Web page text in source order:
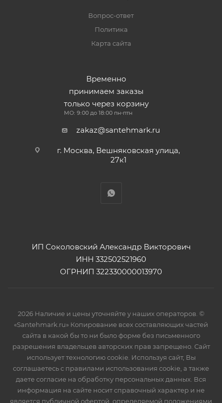
Вопрос-ответ
Политика
Карта сайта
Временно
принимаем заказы
только через корзину
МО: 9:00 до 18:00 пн-птн
zakaz@santehmark.ru
г. Москва, Вешняковская улица,
27к1
ИП Соколовский Александр Викторович
ИНН 332502521960
ОГРНИП 322330000013970
2026 Наличие и цены уточняйте у наших операторов. ©
«Santehmark.ru» Копирование всех составляющих частей
сайта в какой бы то ни было форме без письменного
разрешения владельцев авторских прав запрещено. Сайт
использует технологию cookie. Используя сайт, Вы
соглашаетесь с правилами использования cookie, а также
даете согласие на обработку персональных данных. Вся
информация на сайте носит справочный характер и не
является публичной офертой, определяемой положениями